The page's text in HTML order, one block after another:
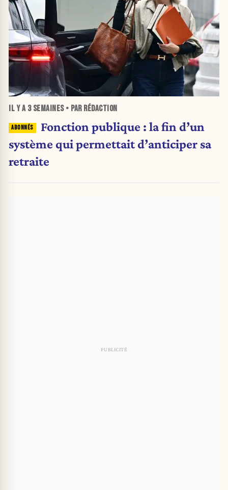
IL Y A 3 SEMAINES• PAR RÉDACTION
Fonction publique : la fin d’un
système qui permettait d’anticiper sa
retraite